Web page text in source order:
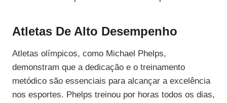
Atletas De Alto Desempenho
Atletas olímpicos, como Michael Phelps,
demonstram que a dedicação e o treinamento
metódico são essenciais para alcançar a excelência
nos esportes. Phelps treinou por horas todos os dias,